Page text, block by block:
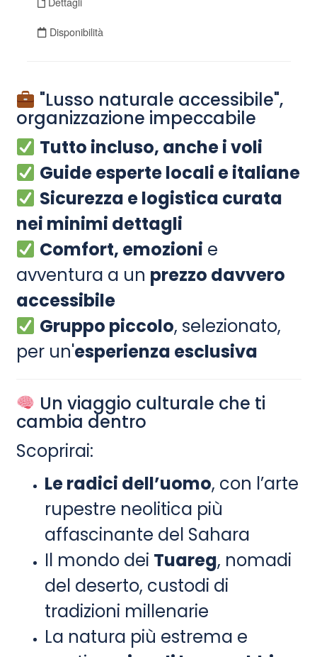
"Lusso naturale accessibile",
organizzazione impeccabile
Tutto incluso, anchei voli
Guide esperte locali e italiane
Sicurezza e logistica curata
nei minimi dettagli
Comfort, emozioni e
avventura a un prezzo davvero
accessibile
Gruppo piccolo, selezionato,
per un'esperienza esclusiva
Un viaggio culturale che ti
cambia dentro
Scoprirai:
Le radici dell’uomo, con l’arte
rupestre neolitica più
affascinante del Sahara
Il mondo dei Tuareg, nomadi
del deserto, custodi di
tradizioni millenarie
La natura più estrema e